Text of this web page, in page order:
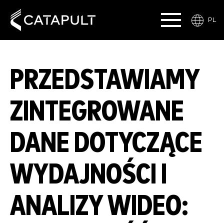
PL
PRZEDSTAWIAMY
ZINTEGROWANE
DANE DOTYCZĄCE
WYDAJNOŚCI I
ANALIZY WIDEO: